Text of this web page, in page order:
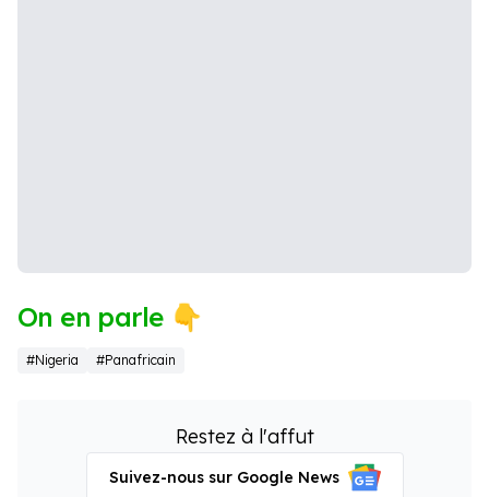
On en parle 👇
#Nigeria #Panafricain
Restez à l'affut
Suivez-nous sur Google News